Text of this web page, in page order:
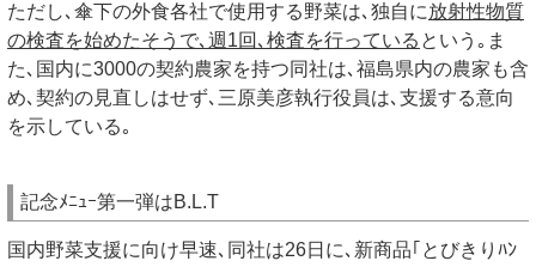
ただし､傘下の外食各社で使用する野菜は､独自に放射性物質
の検査を始めたそうで､週1回､検査を行っている という｡ま
た､国内に3000の契約農家を持つ同社は､福島県内の農家も含
め､契約の見直しはせず､三原美彦執行役員は､支援する意向
を示している｡
記念ﾒﾆｭｰ第一弾はB.L.T
国内野菜支援に向け早速､同社は26日に､新商品｢とびきりﾊﾝ